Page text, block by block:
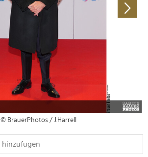
© BrauerPhotos / J.Harrell